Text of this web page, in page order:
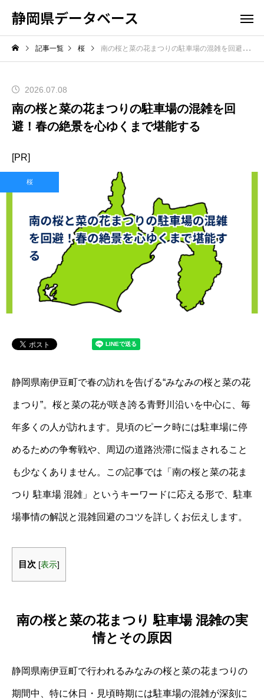
静岡県データベース
記事一覧 桜 南の桜と菜の花まつりの駐車場の混雑を回避！春の絶景を心ゆくまで堪能する
2026.07.08
南の桜と菜の花まつりの駐車場の混雑を回
避！春の絶景を心ゆくまで堪能する
[PR]
桜
静岡県南伊豆町で春の訪れを告げる“みなみの桜と菜の花
まつり”。桜と菜の花が咲き誇る青野川沿いを中心に、毎
年多くの人が訪れます。見頃のピーク時には駐車場に停
めるための争奪戦や、周辺の道路渋滞に悩まされること
も少なくありません。この記事では「南の桜と菜の花ま
つり 駐車場 混雑」というキーワードに応える形で、駐車
場事情の解説と混雑回避のコツを詳しくお伝えします。
目次 [表示]
南の桜と菜の花まつり 駐車場 混雑の実
情とその原因
静岡県南伊豆町で行われるみなみの桜と菜の花まつりの
期間中、特に休日・見頃時期には駐車場の混雑が深刻に